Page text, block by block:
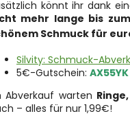
könnt ihr dank
mehr lange bis
Schmuck für
Silvity: Schmuck-
5€-Gutschein: AX55YK
Abverkauf warten
– alles für nur 1,99€!